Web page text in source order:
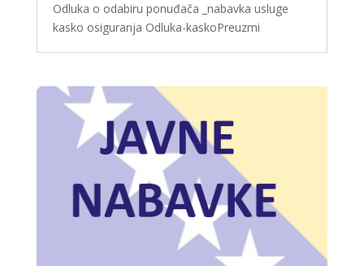
Odluka o odabiru ponuđača _nabavka usluge
kasko osiguranja Odluka-kaskoPreuzmi